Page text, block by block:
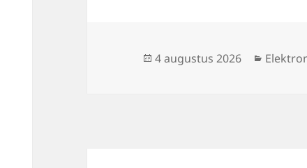
Geplaatst
4 augustus 2026